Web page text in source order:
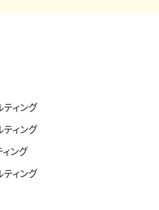
ィング
ィング
ング
ィング